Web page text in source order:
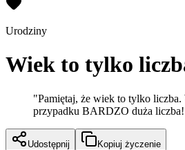
Urodziny
Wiek to tylko
"Pamiętaj, że wiek to tylko
przypadku BARDZO duża liczba!
Udostępnij Kopiuj życzenie